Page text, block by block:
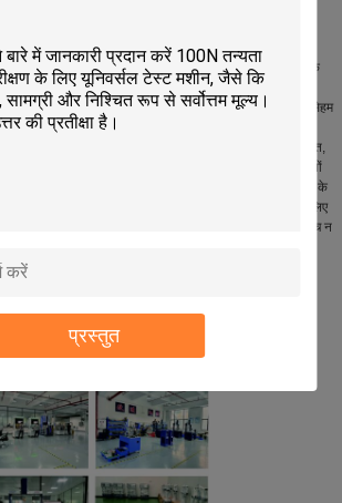
प्रस्तुत
सहायता और सेवा प्रदान करने पर ध्यान केंद्रित करते हैं ताकि
को कठोर परीक्षण और गुणवत्ता नियंत्रण से गुजरना पड़े। हम
करते हैं,स्थापना के लिए प्रारंभिक तकनीकी सलाह और सहायता सेहम
करने और यह सुनिश्चित करने के लिए विभिन्न प्रकार की
आपका उपकरण सर्वोत्तम प्रदर्शन प्राप्त कर सके।इसके अतिरिक्त,
को सुनिश्चित करने के लिए स्पेयर पार्ट्स और उपभोग्य सामग्रियों
की हमारी टीम आपकी विभिन्न आवश्यकताओं को पूरा करने के
उच्चतम गुणवत्ता वाली तकनीकी सहायता और सेवा प्रदान करने के लिए
हैं या सहायता की आवश्यकता है, तो कृपया हमसे संपर्क करने में संकोच न
में प्रसन्न होंगे।